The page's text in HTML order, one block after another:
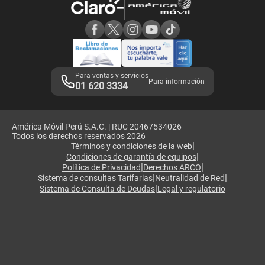
Adquirientes iPhone 6, 6S y SE
Mensaje de Seguridad
Términos y Condiciones de Tienda Claro
Libro de Reclamaciones
Legales de marketplace
Para ventas y servicios
01 620 3334 Para información
América Móvil Perú S.A.C. | RUC 20467534026
Todos los derechos reservados 2026
Términos y condiciones de la web|
Condiciones de garantía de equipos|
Política de Privacidad|Derechos ARCO|
Sistema de consultas Tarifarias|Neutralidad de Red|
Sistema de Consulta de Deudas|Legal y regulatorio